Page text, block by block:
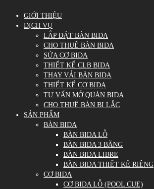
GIỚI THIỆU
DỊCH VỤ
LẮP ĐẶT BÀN BIDA
CHO THUÊ BÀN BIDA
SỬA CƠ BIDA
THIẾT KẾ CLB BIDA
THAY VẢI BÀN BIDA
THIẾT KẾ CƠ BIDA
TƯ VẤN MỞ QUÁN BIDA
CHO THUÊ BÀN BI LẮC
SẢN PHẨM
BÀN BIDA
BÀN BIDA LỖ
BÀN BIDA 3 BĂNG
BÀN BIDA LIBRE
BÀN BIDA THIẾT KẾ RIÊNG
CƠ BIDA
CƠ BIDA LỖ (POOL CUE)